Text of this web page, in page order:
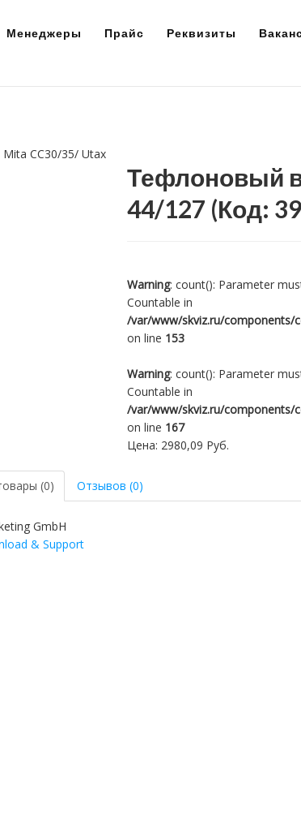
Менеджеры Прайс Реквизиты
Тефлоновый
44/127 (Код:
Warning: count(): Parameter
Countable in
/var/www/skviz.ru/components/
on line 153
Warning: count(): Parameter
Countable in
/var/www/skviz.ru/components/
on line 167
Цена: 2980,09 Руб.
(0) Отзывов (0)
GmbH
& Support